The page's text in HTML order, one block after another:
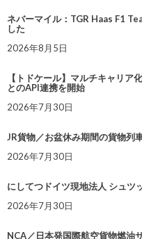
ネバーマイル：TGR Haas F1
した
2026年8月5日
【トドケール】マルチキャリ
とのAPI連携を開始
2026年7月30日
JR貨物／お盆休み期間の貨物列
2026年7月30日
にしてつドイツ現地法人 シュツ
2026年7月30日
NCA／日本発国際航空貨物燃油